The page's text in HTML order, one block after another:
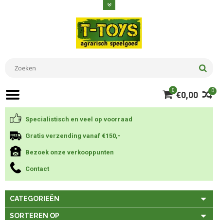
0
0 €0,00
Specialistisch en veel op voorraad
Gratis verzending vanaf €150,-
Bezoek onze verkooppunten
Contact
CATEGORIEËN
SORTEREN OP